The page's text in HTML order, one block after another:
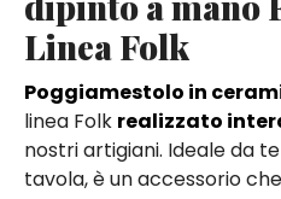
Linea Folk
Poggiamestolo in
linea Folk realizzato
nostri artigiani. Ideale da
tavola, è un accessorio